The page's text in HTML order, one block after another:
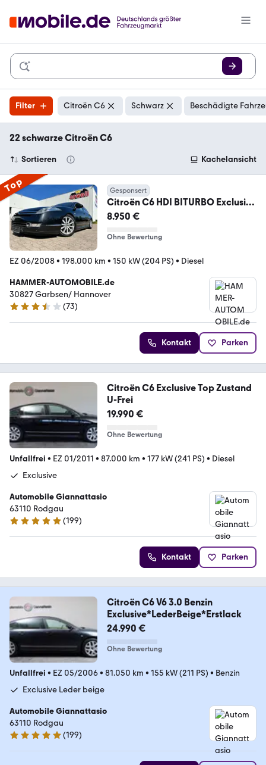
Filter Citroën C6 Schwarz Beschädigte
22 schwarze Citroën C6
Sortieren Kachelansicht
Top Gesponsert
Citroën C6 HDI BITURBO Exclusive
NAVI LEDER ALU + WI KLI
8.950 €
Ohne Bewertung
EZ 06/2008• 198.000 km • 150 kW (204 PS) • Diesel
HAMMER-AUTOMOBILE.de
30827 Garbsen/ Hannover
3.4 Sterne
(73)
Kontakt Parken
Citroën C6 Exclusive Top Zustand
U-Frei
19.990 €
Ohne Bewertung
Unfallfrei • EZ 01/2011 • 87.000 km • 177 kW (241 PS) • Diesel
Exclusive
Automobile Giannattasio
63110 Rodgau
5 Sterne
(199)
Kontakt Parken
Citroën C6 V6 3.0 Benzin
Exclusive*LederBeige*Erstlack
24.990 €
Ohne Bewertung
Unfallfrei • EZ 05/2006• 81.050 km • 155 kW (211 PS) • Benzin
Exclusive Leder beige
Automobile Giannattasio
63110 Rodgau
5 Sterne
(199)